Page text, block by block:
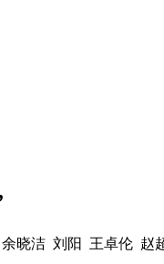
晓洁 刘阳 王卓伦 赵